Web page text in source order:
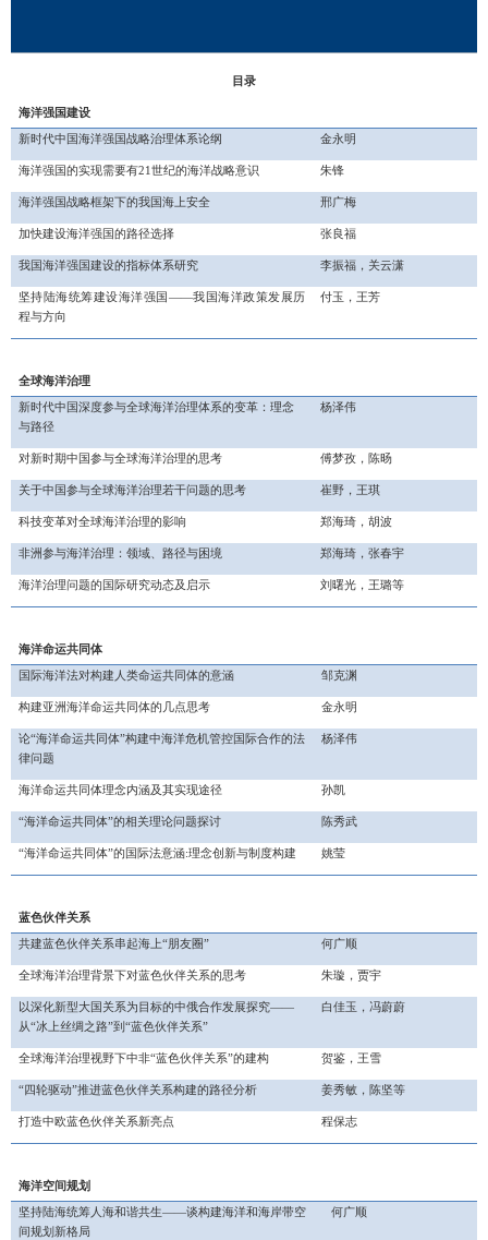
目录
海洋强国建设
新时代中国海洋强国战略治理体系论纲
金永明
海洋强国的实现需要有21世纪的海洋战略意识 朱锋
海洋强国战略框架下的我国海上安全 邢广梅
加快建设海洋强国的路径选择 张良福
我国海洋强国建设的指标体系研究 李振福，关云潇
坚持陆海统筹建设海洋强国——我国海洋政策发展历
程与方向
付玉，王芳
全球海洋治理
新时代中国深度参与全球海洋治理体系的变革：理念
与路径
杨泽伟
对新时期中国参与全球海洋治理的思考 傅梦孜，陈旸
关于中国参与全球海洋治理若干问题的思考 崔野，王琪
科技变革对全球海洋治理的影响 郑海琦，胡波
非洲参与海洋治理：领域、路径与困境 郑海琦，张春宇
海洋治理问题的国际研究动态及启示 刘曙光，王璐等
海洋命运共同体
国际海洋法对构建人类命运共同体的意涵
邹克渊
构建亚洲海洋命运共同体的几点思考 金永明
论“海洋命运共同体”构建中海洋危机管控国际合作的法
律问题
杨泽伟
海洋命运共同体理念内涵及其实现途径 孙凯
“海洋命运共同体”的相关理论问题探讨 陈秀武
“海洋命运共同体”的国际法意涵:理念创新与制度构建 姚莹
蓝色伙伴关系
共建蓝色伙伴关系串起海上“朋友圈” 何广顺
全球海洋治理背景下对蓝色伙伴关系的思考 朱璇，贾宇
以深化新型大国关系为目标的中俄合作发展探究——
从“冰上丝绸之路”到“蓝色伙伴关系”
白佳玉，冯蔚蔚
全球海洋治理视野下中非“蓝色伙伴关系”的建构 贺鉴，王雪
“四轮驱动”推进蓝色伙伴关系构建的路径分析 姜秀敏，陈坚等
打造中欧蓝色伙伴关系新亮点 程保志
海洋空间规划
坚持陆海统筹人海和谐共生——谈构建海洋和海岸带空
间规划新格局
何广顺